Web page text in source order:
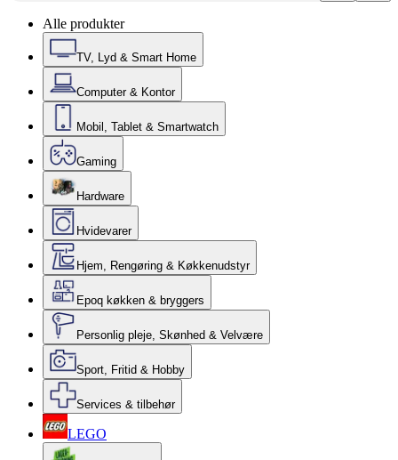
Alle produkter
TV, Lyd & Smart Home
Computer & Kontor
Mobil, Tablet & Smartwatch
Gaming
Hardware
Hvidevarer
Hjem, Rengøring & Køkkenudstyr
Epoq køkken & bryggers
Personlig pleje, Skønhed & Velvære
Sport, Fritid & Hobby
Services & tilbehør
LEGO